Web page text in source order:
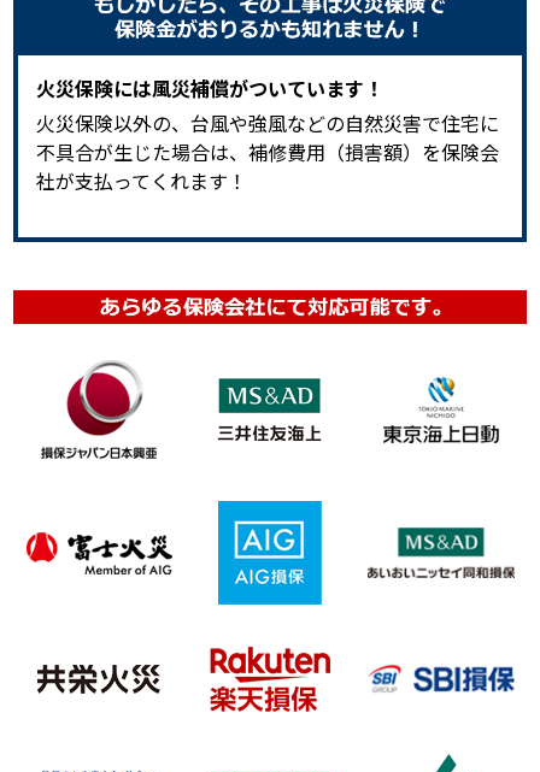
火災保険には風災補償がついています！
火災保険以外の、台風や強風などの自然災害で住宅に
不具合が生じた場合は、補修費用（損害額）を保険会
社が支払ってくれます！